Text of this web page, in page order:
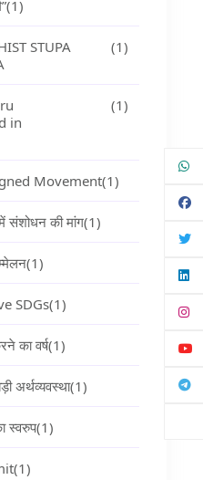
(1)
STUPA
(1)
in
(1)
Movement(1)
की मांग(1)
(1)
SDGs(1)
का वर्ष(1)
अर्थव्यवस्था(1)
स्वरुप(1)
(1)